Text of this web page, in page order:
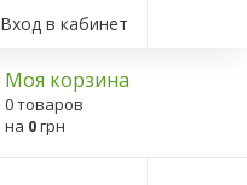
Вход в кабинет
Моя корзина
0 товаров
на 0грн